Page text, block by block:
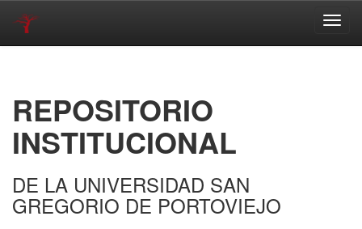
REPOSITORIO
INSTITUCIONAL
DE LA UNIVERSIDAD SAN
GREGORIO DE PORTOVIEJO